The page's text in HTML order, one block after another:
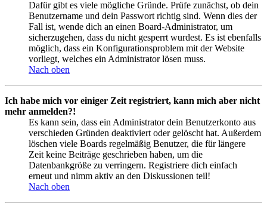
Dafür gibt es viele mögliche Gründe. Prüfe zunächst, ob dein
Benutzername und dein Passwort richtig sind. Wenn dies der
Fall ist, wende dich an einen Board-Administrator, um
sicherzugehen, dass du nicht gesperrt wurdest. Es ist ebenfalls
möglich, dass ein Konfigurationsproblem mit der Website
vorliegt, welches ein Administrator lösen muss.
Nach oben
Ich habe mich vor einiger Zeit registriert, kann mich aber nicht
mehr anmelden?!
Es kann sein, dass ein Administrator dein Benutzerkonto aus
verschieden Gründen deaktiviert oder gelöscht hat. Außerdem
löschen viele Boards regelmäßig Benutzer, die für längere
Zeit keine Beiträge geschrieben haben, um die
Datenbankgröße zu verringern. Registriere dich einfach
erneut und nimm aktiv an den Diskussionen teil!
Nach oben